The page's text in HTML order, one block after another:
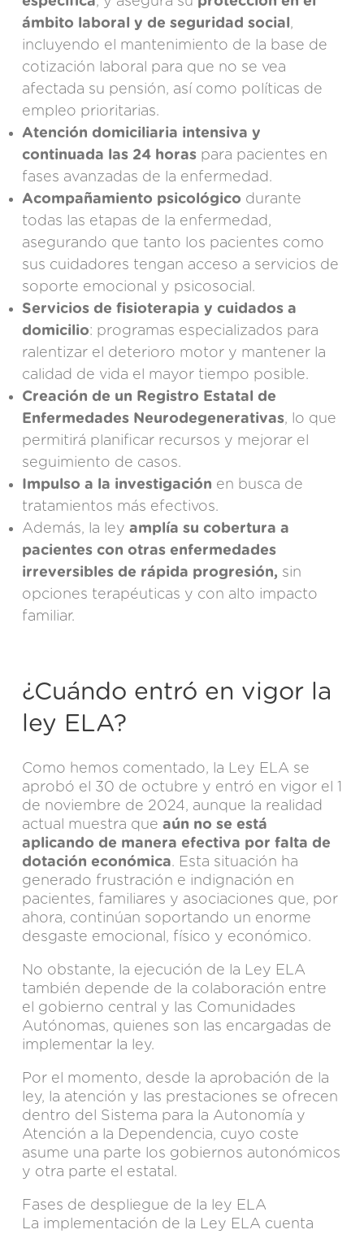
ámbito laboral y de seguridad social,
incluyendo el mantenimiento de la base de
cotización laboral para que no se vea
afectada su pensión, así como políticas de
empleo prioritarias.
Atención domiciliaria intensiva y
continuada las 24 horas para pacientes en
fases avanzadas de la enfermedad.
Acompañamiento psicológico durante
todas las etapas de la enfermedad,
asegurando que tanto los pacientes como
sus cuidadores tengan acceso a servicios de
soporte emocional y psicosocial.
Servicios de fisioterapia y cuidados a
domicilio: programas especializados para
ralentizar el deterioro motor y mantener la
calidad de vida el mayor tiempo posible.
Creación de un Registro Estatal de
Enfermedades Neurodegenerativas, lo que
permitirá planificar recursos y mejorar el
seguimiento de casos.
Impulso a la investigación en busca de
tratamientos más efectivos.
Además, la ley amplía su cobertura a
pacientes con otras enfermedades
irreversibles de rápida progresión, sin
opciones terapéuticas y con alto impacto
familiar.
¿Cuándo entró en vigor la
ley ELA?
Como hemos comentado, la Ley ELA se
aprobó el 30 de octubre y entró en vigor el 1
de noviembre de 2024, aunque la realidad
actual muestra que aún no se está
aplicando de manera efectiva por falta de
dotación económica. Esta situación ha
generado frustración e indignación en
pacientes, familiares y asociaciones que, por
ahora, continúan soportando un enorme
desgaste emocional, físico y económico.
No obstante, la ejecución de la Ley ELA
también depende de la colaboración entre
el gobierno central y las Comunidades
Autónomas, quienes son las encargadas de
implementar la ley.
Por el momento, desde la aprobación de la
ley, la atención y las prestaciones se ofrecen
dentro del Sistema para la Autonomía y
Atención a la Dependencia, cuyo coste
asume una parte los gobiernos autonómicos
y otra parte el estatal.
Fases de despliegue de la ley ELA
La implementación de la Ley ELA cuenta